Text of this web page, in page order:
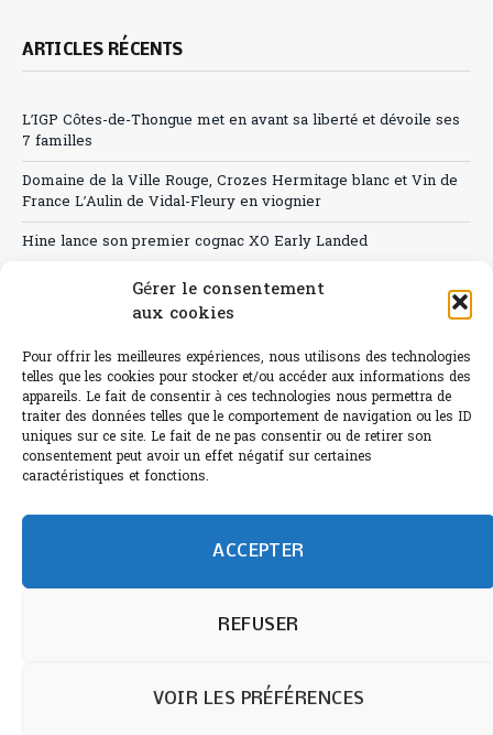
Gérer le consentement
aux cookies
Pour offrir les meilleures expériences, nous utilisons des technologies
telles que les cookies pour stocker et/ou accéder aux informations des
appareils. Le fait de consentir à ces technologies nous permettra de
traiter des données telles que le comportement de navigation ou les ID
uniques sur ce site. Le fait de ne pas consentir ou de retirer son
consentement peut avoir un effet négatif sur certaines
caractéristiques et fonctions.
ACCEPTER
REFUSER
VOIR LES PRÉFÉRENCES
ARTICLES RÉCENTS
L’IGP Côtes-de-Thongue met en avant sa liberté et dévoile ses
7 familles
Domaine de la Ville Rouge, Crozes Hermitage blanc et Vin de
France L’Aulin de Vidal-Fleury en viognier
Hine lance son premier cognac XO Early Landed
Canicule : A quand le CHR à « l’heure espagnole » ?
Sélection de rosés 2026
L'abus d'alcool est dangereux pour la santé.
humain et 0% IA de Paris Bistro Editions - SARL de Presse -
Informations légales etRGPD